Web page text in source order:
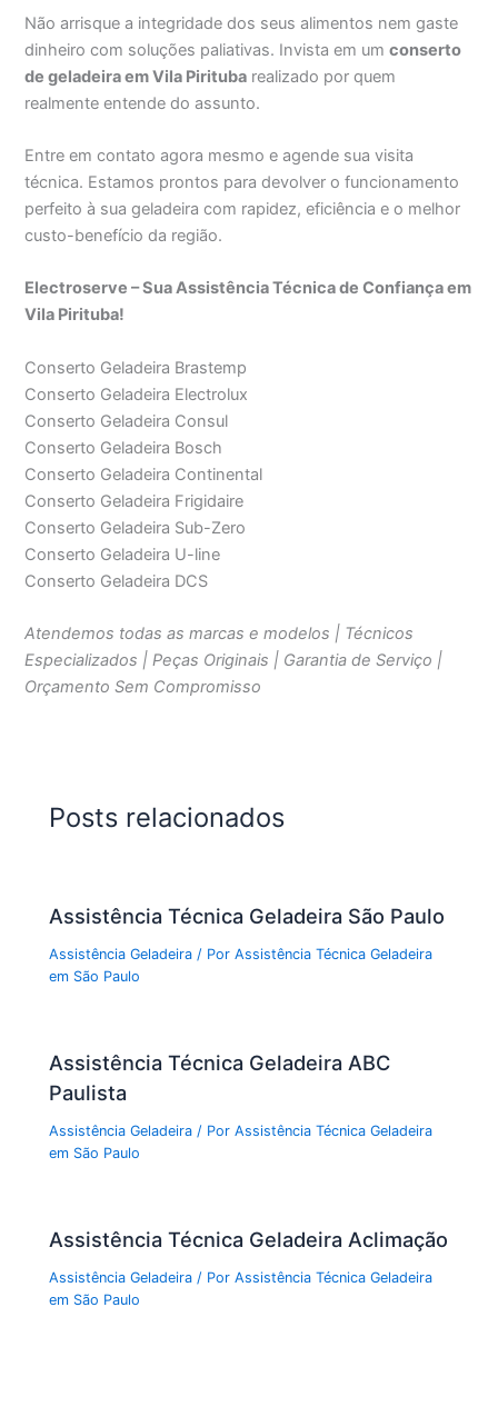
Não arrisque a integridade dos seus alimentos nem gaste
dinheiro com soluções paliativas. Invista em umconserto
de geladeira em Vila Pirituba realizado por quem
realmente entende do assunto.
Entre em contato agora mesmo e agende sua visita
técnica. Estamos prontos para devolver o funcionamento
perfeito à sua geladeira com rapidez, eficiência e o melhor
custo-benefício da região.
Electroserve – Sua Assistência Técnica de Confiança em
Vila Pirituba!
Conserto Geladeira Brastemp
Conserto Geladeira Electrolux
Conserto Geladeira Consul
Conserto Geladeira Bosch
Conserto Geladeira Continental
Conserto Geladeira Frigidaire
Conserto Geladeira Sub-Zero
Conserto Geladeira U-line
Conserto Geladeira DCS
Atendemos todas as marcas e modelos | Técnicos
Especializados | Peças Originais | Garantia de Serviço |
Orçamento Sem Compromisso
Posts relacionados
Assistência Técnica Geladeira São Paulo
Assistência Geladeira / PorAssistência Técnica Geladeira
em São Paulo
Assistência Técnica Geladeira ABC
Paulista
Assistência Geladeira / PorAssistência Técnica Geladeira
em São Paulo
Assistência Técnica Geladeira Aclimação
Assistência Geladeira / PorAssistência Técnica Geladeira
em São Paulo